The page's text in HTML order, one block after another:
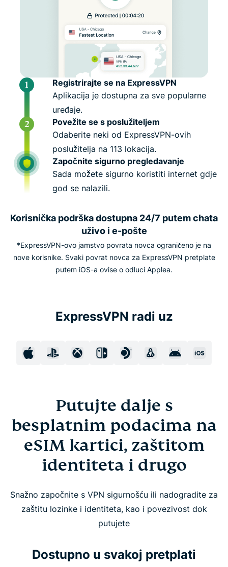
Registrirajte se na ExpressVPN
Aplikacija je dostupna za sve popularne
uređaje.
Povežite se s poslužiteljem
Odaberite neki od ExpressVPN-ovih
poslužitelja na 113 lokacija.
Započnite sigurno pregledavanje
Sada možete sigurno koristiti internet gdje
god se nalazili.
Korisnička podrška dostupna 24/7 putem chata
uživo i e-pošte
*ExpressVPN-ovo jamstvo povrata novca ograničeno je na
nove korisnike. Svaki povrat novca za ExpressVPN pretplate
putem iOS-a ovise o odluci Applea.
ExpressVPN radi uz
Putujte dalje s
besplatnim podacima na
eSIM kartici, zaštitom
identiteta i drugo
Snažno započnite s VPN sigurnošću ili nadogradite za
zaštitu lozinke i identiteta, kao i povezivost dok
putujete
Dostupno u svakoj pretplati